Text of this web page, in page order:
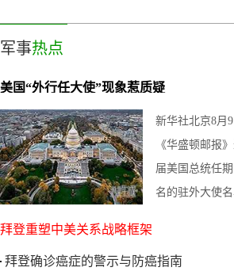
军事热点
美国“外行任大使”现象惹质疑
新华社北京8月
《华盛顿邮报
届美国总统任
名的驻外大使
细]
拜登重塑中美关系战略框架
拜登确诊癌症的警示与防癌指南